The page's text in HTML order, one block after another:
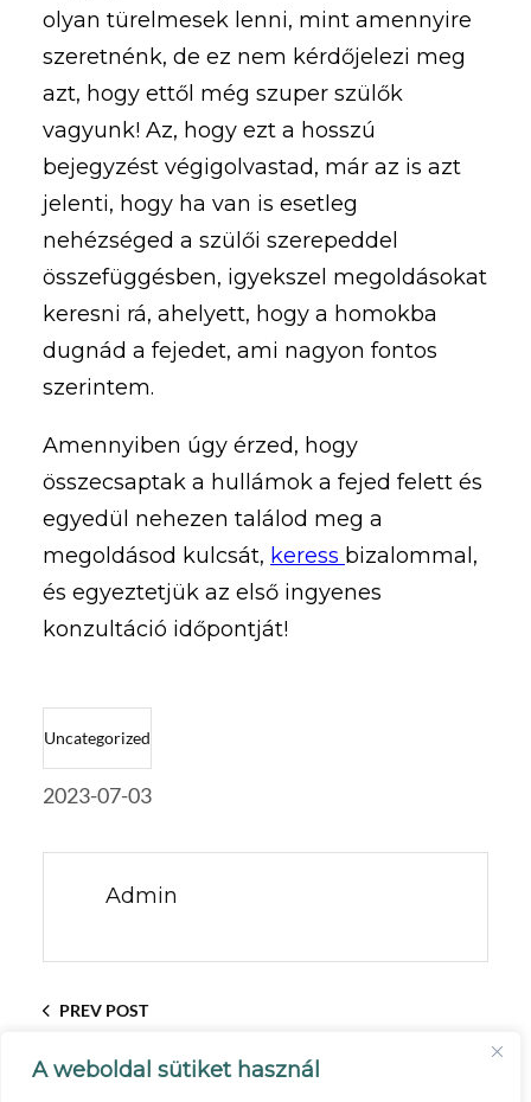
A weboldal sütiket használ
olyan türelmesek lenni, mint amennyire
szeretnénk, de ez nem kérdőjelezi meg
azt, hogy ettől még szuper szülők
vagyunk! Az, hogy ezt a hosszú
bejegyzést végigolvastad, már az is azt
jelenti, hogy ha van is esetleg
nehézséged a szülői szerepeddel
összefüggésben, igyekszel megoldásokat
keresni rá, ahelyett, hogy a homokba
dugnád a fejedet, ami nagyon fontos
szerintem.
Amennyiben úgy érzed, hogy
összecsaptak a hullámok a fejed felett és
egyedül nehezen találod meg a
megoldásod kulcsát, keress bizalommal,
és egyeztetjük az első ingyenes
konzultáció időpontját!
Uncategorized
2023-07-03
Admin
PREV POST
AZ ÉREMNEK KÉT OLDALA VAN